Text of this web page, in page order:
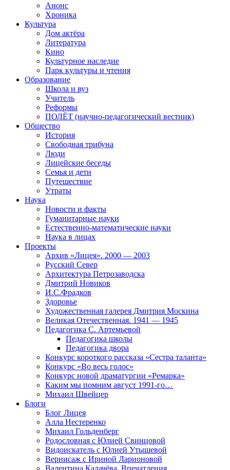
Анонс
Хроника
Культура
Дом актёра
Литература
Кино
Культурное наследие
Парк культуры и чтения
Образование
Школа и вуз
Учитель
Реформы
ПОЛЁТ (научно-педагогический вестник)
Общество
История
Свободная трибуна
Люди
Лицейские беседы
Семья и дети
Путешествие
Утраты
Наука
Новости и факты
Гуманитарные науки
Естественно-математические науки
Наука в лицах
Проекты
Архив «Лицея». 2000 — 2003
Русский Север
Архитектура Петрозаводска
Дмитрий Новиков
И.С.Фрадков
Здоровье
Художественная галерея Дмитрия Москина
Великая Отечественная. 1941 — 1945
Педагогика С. Артемьевой
Педагогика школы
Педагогика двора
Конкурс короткого рассказа «Сестра таланта»
Конкурс «Во весь голос»
Конкурс новой драматургии «Ремарка»
Каким мы помним август 1991-го…
Михаил Швейцер
Блоги
Блог Лицея
Алла Нестеренко
Михаил Гольденберг
Родословная с Юлией Свинцовой
Видоискатель с Юлией Утышевой
Вернисаж с Ириной Ларионовой